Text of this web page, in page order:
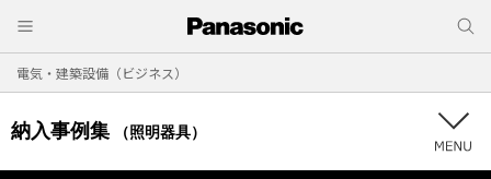
電気・建築設備（ビジネス）
納入事例集 （照明器具）